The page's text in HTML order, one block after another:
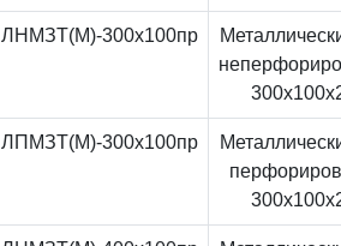
ЛНМЗТ(М)-300x100пр
ЛПМЗТ(М)-300x100пр